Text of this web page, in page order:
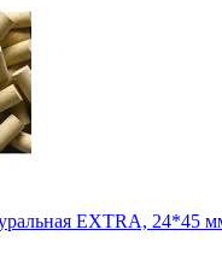
EXTRA, 24*45